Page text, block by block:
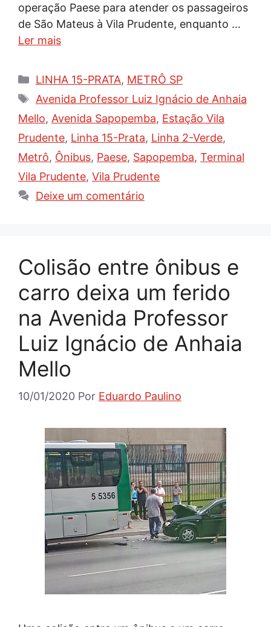
operação Paese para atender os passageiros
de São Mateus à Vila Prudente, enquanto …
Ler mais
Categorias
LINHA 15-PRATA, METRÔ SP
Tags
Avenida Professor Luiz Ignácio de Anhaia
Mello, Avenida Sapopemba, Estação Vila
Prudente, Linha 15-Prata, Linha 2-Verde,
Metrô, Ônibus, Paese, Sapopemba, Terminal
Vila Prudente, Vila Prudente
Deixe um comentário
Colisão entre ônibus e
carro deixa um ferido
na Avenida Professor
Luiz Ignácio de Anhaia
Mello
10/01/2020 Por Eduardo Paulino